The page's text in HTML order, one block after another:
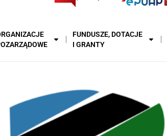
FUNDUSZE, DOTACJE
I GRANTY